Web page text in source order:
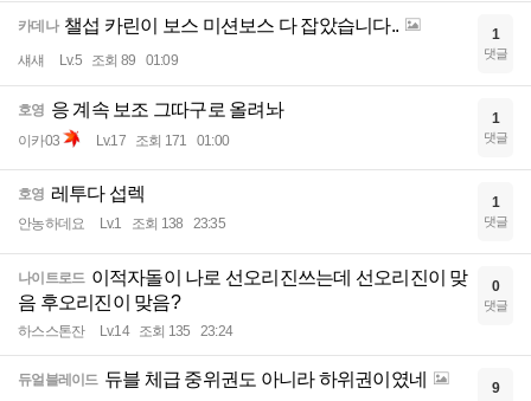
카데나 챌섭 카린이 보스 미션보스 다 잡았습니다..
섀섀 Lv.5 조회 89 01:09
1
댓글
호영 응 계속 보조 그따구로 올려놔
이카03 Lv.17 조회 171 01:00
1
댓글
호영 레투다 섭렉
안농하데요 Lv.1 조회 138 23:35
1
댓글
나이트로드 이적자돌이 나로 선오리진쓰는데 선오리진이 맞
음 후오리진이 맞음?
하스스톤잔 Lv.14 조회 135 23:24
0
댓글
듀얼블레이드 듀블 체급 중위권도 아니라 하위권이였네 9